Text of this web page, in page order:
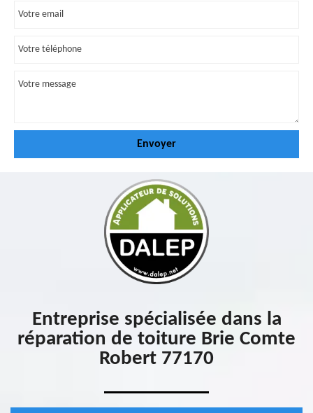
Entreprise spécialisée dans la
réparation de toiture Brie Comte
Robert 77170